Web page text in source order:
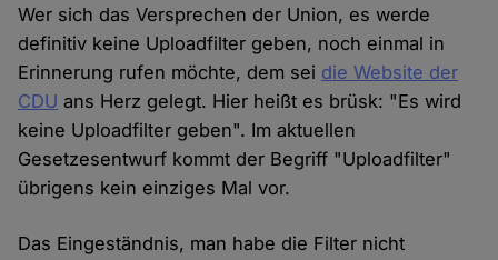
Wer sich das Versprechen der Union, es werde
definitiv keine Uploadfilter geben, noch einmal in
Erinnerung rufen möchte, dem sei die Website der
CDU ans Herz gelegt. Hier heißt es brüsk: "Es wird
keine Uploadfilter geben". Im aktuellen
Gesetzesentwurf kommt der Begriff "Uploadfilter"
übrigens kein einziges Mal vor.
Das Eingeständnis, man habe die Filter nicht